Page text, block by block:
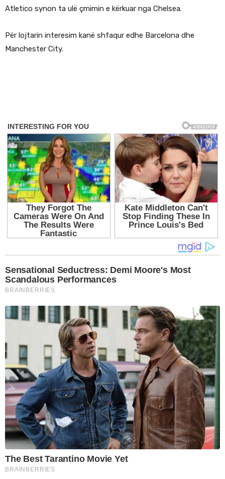
Atletico synon ta ulë çmimin e kërkuar nga Chelsea.
Për lojtarin interesim kanë shfaqur edhe Barcelona dhe
Manchester City.